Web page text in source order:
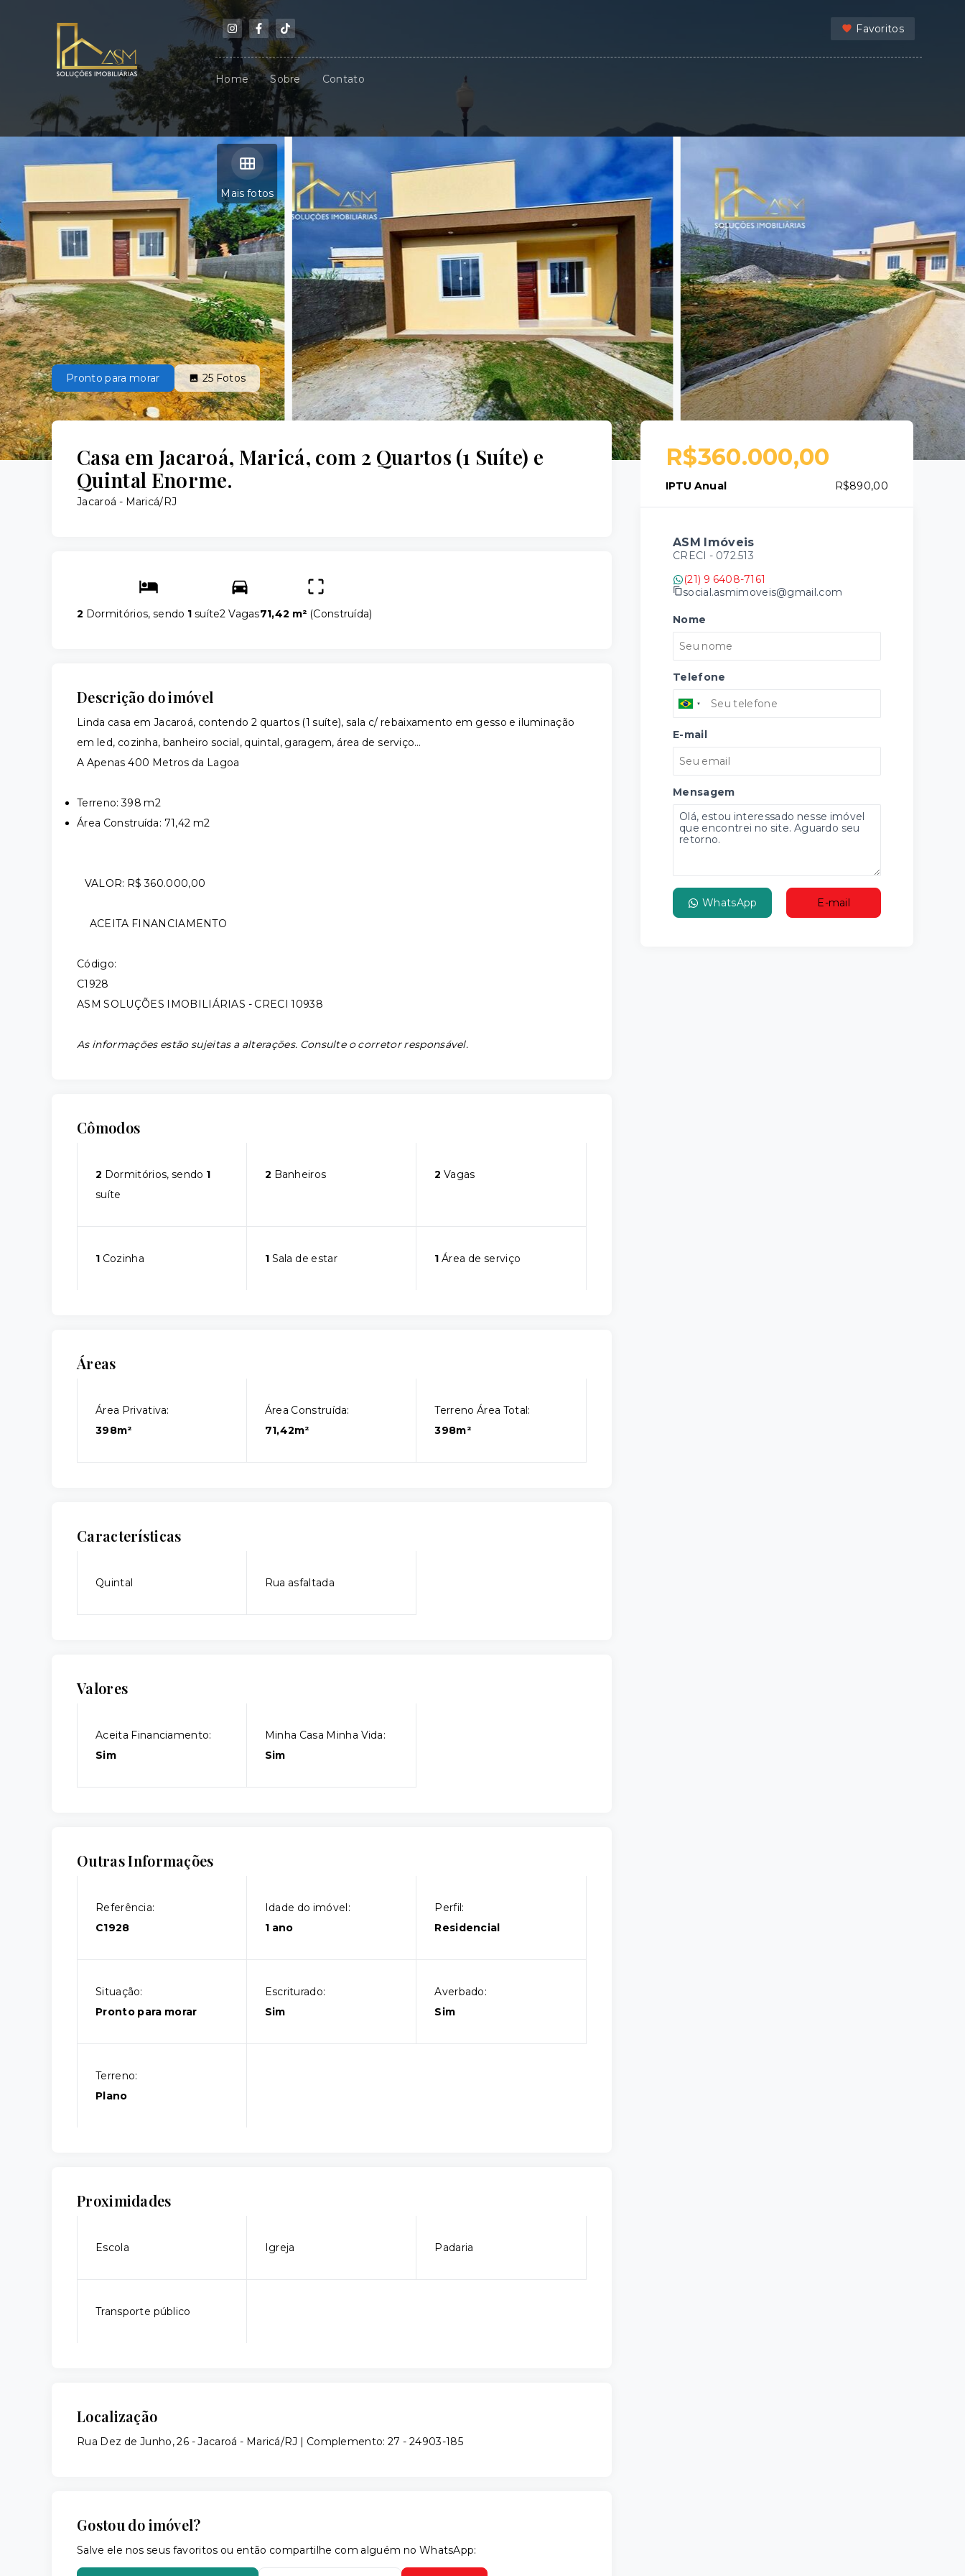
Favoritos
Home Sobre Contato
Mais fotos
Pronto para morar 25 Fotos
Casa em Jacaroá, Maricá, com 2 Quartos (1 Suíte) e
Quintal Enorme.
Jacaroá - Maricá/RJ
2 Dormitórios, sendo 1 suíte2 Vagas71,42 m² (Construída)
Descrição do imóvel
Linda casa em Jacaroá, contendo 2 quartos (1 suíte), sala c/ rebaixamento em gesso e iluminação
em led, cozinha, banheiro social, quintal, garagem, área de serviço…
A Apenas 400 Metros da Lagoa
Terreno: 398 m2
Área Construída: 71,42 m2
VALOR: R$ 360.000,00
ACEITA FINANCIAMENTO
Código:
C1928
ASM SOLUÇÕES IMOBILIÁRIAS - CRECI 10938
As informações estão sujeitas a alterações. Consulte o corretor responsável.
Cômodos
2 Dormitórios, sendo 1
suíte
2 Banheiros 2 Vagas
1 Cozinha 1Sala de estar 1 Área de serviço
Áreas
Área Privativa:
398m²
Área Construída:
71,42m²
Terreno Área Total:
398m²
Características
Quintal Rua asfaltada
Valores
Aceita Financiamento:
Sim
Minha Casa Minha Vida:
Sim
Outras Informações
Referência:
C1928
Idade do imóvel:
1 ano
Perfil:
Residencial
Situação:
Pronto para morar
Escriturado:
Sim
Averbado:
Sim
Terreno:
Plano
Proximidades
Escola Igreja Padaria
Transporte público
Localização
Rua Dez de Junho, 26 - Jacaroá - Maricá/RJ | Complemento: 27 - 24903-185
Gostou do imóvel?
Salve ele nos seus favoritos ou então compartilhe com alguém no WhatsApp:
R$360.000,00
IPTU Anual R$890,00
ASM Imóveis
CRECI - 072.513
(21) 9 6408-7161
social.asmimoveis@gmail.com
Nome
Telefone
E-mail
Mensagem
WhatsApp E-mail